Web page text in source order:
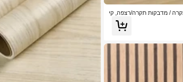
/ מדבקות תקרה/רצפה, קי
הבית, טפט, טפט לחדר,